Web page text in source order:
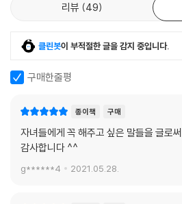
32 목돈마련에 최고! 중개형 ISA계좌
일반형 200만원까지, 서민형 400만원까지
납입한도는 연 2,000만원~최대 1억원, 연
배당금 절세와 해외 ETF 투자에 제격!
--------------------------------------
[둘째마당] 실천! 주식계좌 쪼개기 ② 미국주
리뷰 49
클린봇이 부적절한 글을 감지 중입니다.
구매한줄평
종이책 구매
자녀들에게 꼭 해주고 싶은 말들을 글로
감사합니다 ^^
g******4 2021.05.28.